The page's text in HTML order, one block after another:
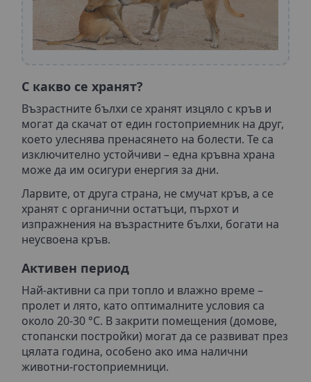
С какво се хранят?
Възрастните бълхи се хранят изцяло с кръв и
могат да скачат от един гостоприемник на друг,
което улеснява пренасянето на болести. Те са
изключително устойчиви – една кръвна храна
може да им осигури енергия за дни.
Ларвите, от друга страна, не смучат кръв, а се
хранят с органични остатъци, пърхот и
изпражнения на възрастните бълхи, богати на
неусвоена кръв.
Активен период
Най-активни са при топло и влажно време –
пролет и лято, като оптималните условия са
около 20-30 °C. В закрити помещения (домове,
стопански постройки) могат да се развиват през
цялата година, особено ако има налични
животни-гостоприемници.